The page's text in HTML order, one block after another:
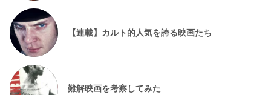
【連載】カルト的人気を誇る映画たち
難解映画を考察してみた